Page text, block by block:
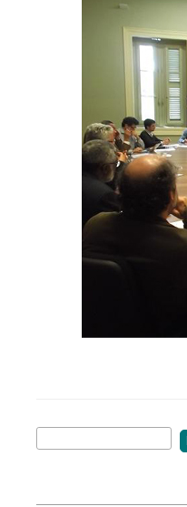
Formulário De
Buscar